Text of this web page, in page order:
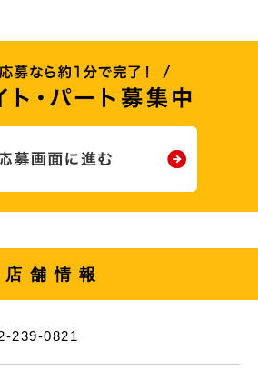
店舗情報
239-0821